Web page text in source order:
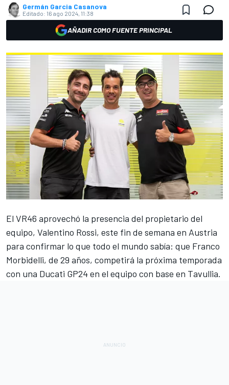
Germán Garcia Casanova
Editado: 16 ago 2024, 11:38
AÑADIR COMO FUENTE PRINCIPAL
El VR46 aprovechó la presencia del propietario del
equipo, Valentino Rossi, este fin de semana en Austria
para confirmar lo que todo el mundo sabía: que Franco
Morbidelli, de 29 años, competirá la próxima temporada
con una Ducati GP24 en el equipo con base en Tavullia.